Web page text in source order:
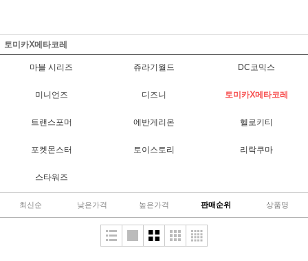
토미카Ⅹ메타코레
마블 시리즈 쥬라기월드 DC코믹스
미니언즈 디즈니 토미카Ⅹ메타코레
트랜스포머 에반게리온 헬로키티
포켓몬스터 토이스토리 리락쿠마
스타워즈
최신순 낮은가격 높은가격 판매순위 상품명